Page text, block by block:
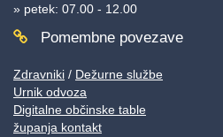
» petek: 07.00 - 12.00
Pomembne povezave
Zdravniki / Dežurne službe
Urnik odvoza
Digitalne občinske table
županja kontakt